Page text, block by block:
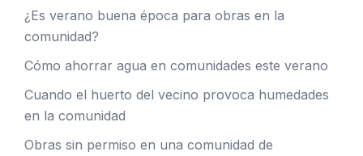
¿Es verano buena época para obras en la
comunidad?
Cómo ahorrar agua en comunidades este verano
Cuando el huerto del vecino provoca humedades
en la comunidad
Obras sin permiso en una comunidad de